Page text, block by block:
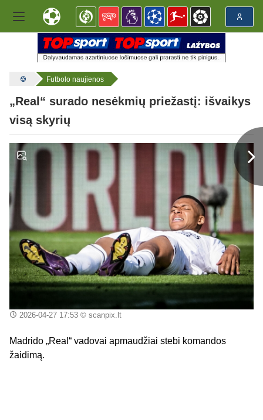
Futbolo naujienos
„Real“ surado nesėkmių priežastį: išvaikys
visą skyrių
2026-04-27 17:53© scanpix.lt
Madrido „Real“ vadovai apmaudžiai stebi komandos
žaidimą.